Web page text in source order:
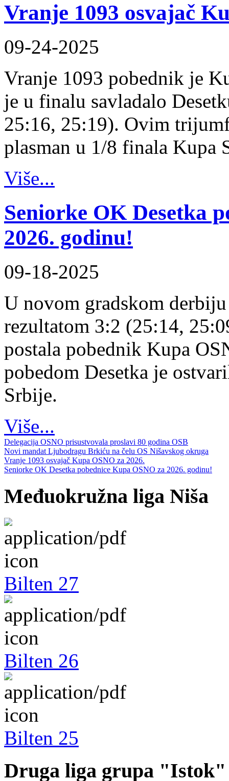
Vranje 1093 osvajač
09-24-2025
Vranje 1093 pobednik je
je u finalu savladalo
25:16, 25:19). Ovim
plasman u 1/8 finala Kupa
Više...
Seniorke OK Desetka
2026. godinu!
09-18-2025
U novom gradskom
rezultatom 3:2 (25:14,
postala pobednik Kupa
pobedom Desetka je
Srbije.
Više...
Delegacija OSNO prisustvovala proslavi 80 godina OSB
Novi mandat Ljubodragu Brkiću na čelu OS Nišavskog okruga
Vranje 1093 osvajač Kupa OSNO za 2026.
Seniorke OK Desetka pobednice Kupa OSNO za 2026. godinu!
Međuokružna liga Niša
Bilten 27
Bilten 26
Bilten 25
Druga liga grupa "Istok"